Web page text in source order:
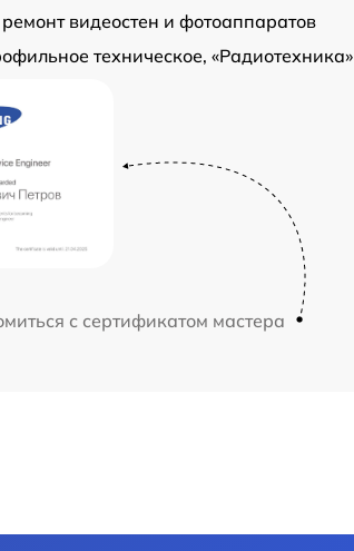
ремонт видеостен и фотоаппаратов
техническое, «Радиотехника»
с сертификатом мастера